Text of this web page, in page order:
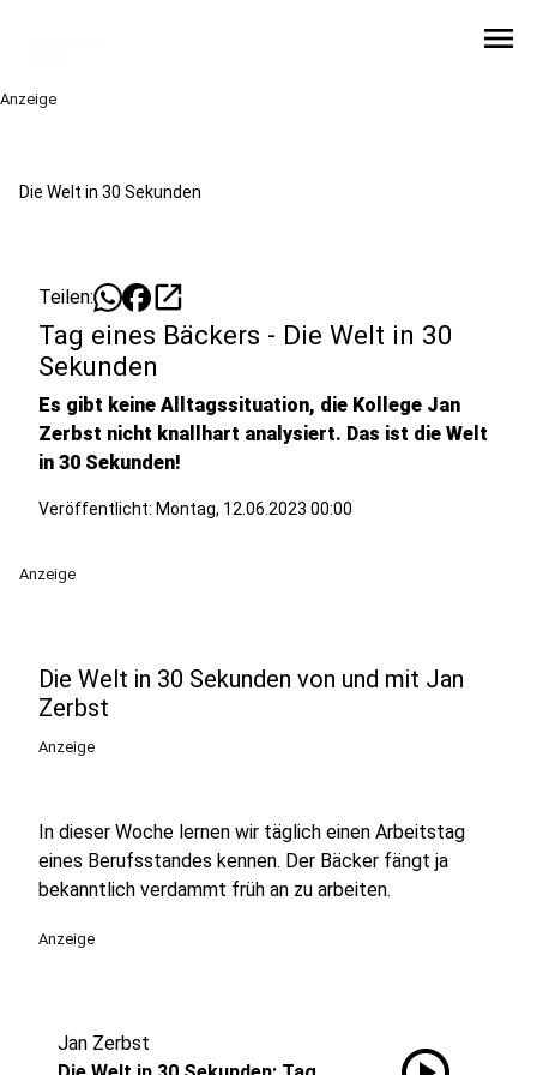
menu
Anzeige
Die Welt in 30 Sekunden
Teilen: open_in_new
Tag eines Bäckers - Die Welt in 30
Sekunden
Es gibt keine Alltagssituation, die Kollege Jan
Zerbst nicht knallhart analysiert. Das ist die Welt
in 30 Sekunden!
Veröffentlicht: Montag, 12.06.2023 00:00
Anzeige
Die Welt in 30 Sekunden von und mit Jan
Zerbst
Anzeige
In dieser Woche lernen wir täglich einen Arbeitstag
eines Berufsstandes kennen. Der Bäcker fängt ja
bekanntlich verdammt früh an zu arbeiten.
Anzeige
Jan Zerbst